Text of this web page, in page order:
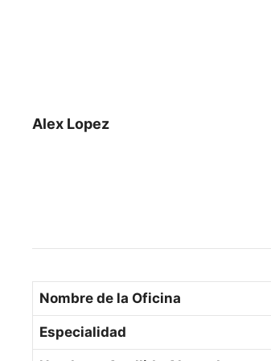
Alex Lopez
Nombre de la Oficina
Especialidad